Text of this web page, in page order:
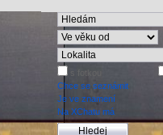
Chce se seznámit
Je ve znamení
Na XChatu má